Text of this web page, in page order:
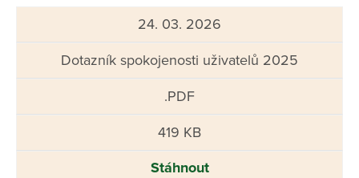
24. 03. 2026
Dotazník spokojenosti uživatelů 2025
.PDF
419 KB
Stáhnout